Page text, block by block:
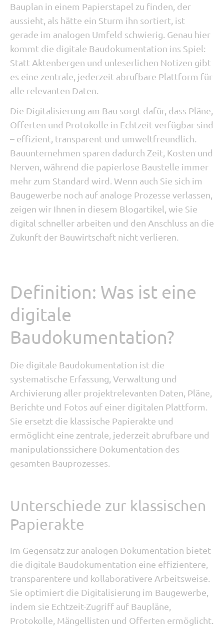
Bauplan in einem Papierstapel zu finden, der
aussieht, als hätte ein Sturm ihn sortiert, ist
gerade im analogen Umfeld schwierig. Genau hier
kommt die digitale Baudokumentation ins Spiel:
Statt Aktenbergen und unleserlichen Notizen gibt
es eine zentrale, jederzeit abrufbare Plattform für
alle relevanten Daten.
Die Digitalisierung am Bau sorgt dafür, dass Pläne,
Offerten und Protokolle in Echtzeit verfügbar sind
– effizient, transparent und umweltfreundlich.
Bauunternehmen sparen dadurch Zeit, Kosten und
Nerven, während die papierlose Baustelle immer
mehr zum Standard wird. Wenn auch Sie sich im
Baugewerbe noch auf analoge Prozesse verlassen,
zeigen wir Ihnen in diesem Blogartikel, wie Sie
digital schneller arbeiten und den Anschluss an die
Zukunft der Bauwirtschaft nicht verlieren.
Definition: Was ist eine
digitale
Baudokumentation?
Die digitale Baudokumentation ist die
systematische Erfassung, Verwaltung und
Archivierung aller projektrelevanten Daten, Pläne,
Berichte und Fotos auf einer digitalen Plattform.
Sie ersetzt die klassische Papierakte und
ermöglicht eine zentrale, jederzeit abrufbare und
manipulationssichere Dokumentation des
gesamten Bauprozesses.
Unterschiede zur klassischen
Papierakte
Im Gegensatz zur analogen Dokumentation bietet
die digitale Baudokumentation eine effizientere,
transparentere und kollaborativere Arbeitsweise.
Sie optimiert die Digitalisierung im Baugewerbe,
indem sie Echtzeit-Zugriff auf Baupläne,
Protokolle, Mängellisten und Offerten ermöglicht.